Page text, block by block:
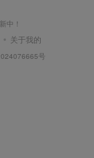
中！
关于我的
号